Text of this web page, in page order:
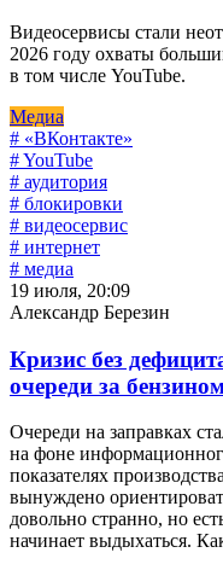
Видеосервисы стали
2026 году охваты
в том числе YouTube.
Медиа
# «ВКонтакте»
# YouTube
# аудитория
# блокировки
# видеосервис
# интернет
# медиа
19 июля, 20:09
Александр Березин
Кризис без
очереди за
Очереди на заправках
на фоне
показателях
вынуждено
довольно странно, но
начинает выдыхаться.